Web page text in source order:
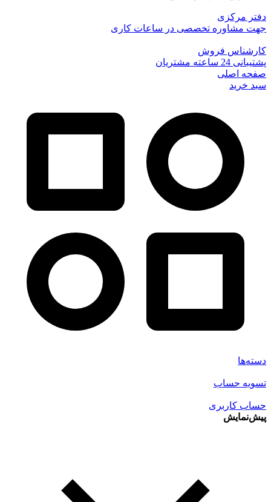
دفتر مرکزی
جهت مشاوره تخصصی در ساعات کاری
کارشناس فروش
پشتیبانی 24 ساعته مشتریان
صفحه اصلی
سبد خرید
دسته‌ها
تسویه حساب
حساب کاربری
پیش‌نمایش